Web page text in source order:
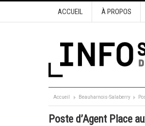
ACCUEIL À PROPOS
Accueil Beauharnois-Salaberry
Poste d’Agent Place